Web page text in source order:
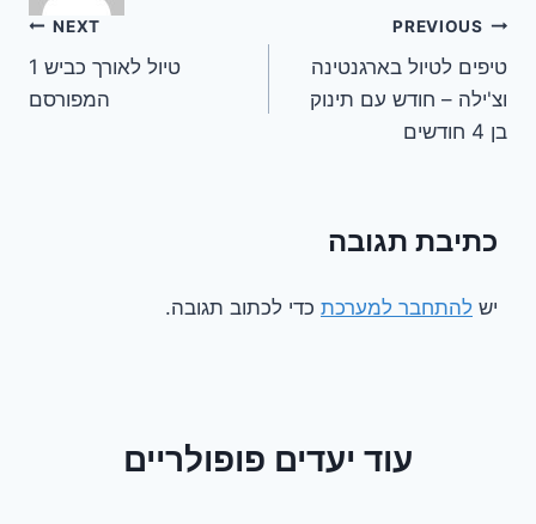
ניווט
PREVIOUS
טיפים לטיול בארגנטינה
וצ'ילה – חודש עם תינוק
בן 4 חודשים
NEXT
טיול לאורך כביש 1
המפורסם
כתיבת תגובה
יש להתחבר למערכת כדי לכתוב תגובה.
עוד יעדים פופולריים